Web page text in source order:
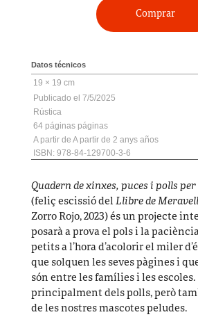
Comprar
Datos técnicos
19 × 19 cm
7/5/2025
Rústica
64 páginas
A partir de 2 anys
ISBN: 978-84-129700-3-6
Quadern de xinxes, puces i polls
(feliç escissió del Llibre de
Zorro Rojo, 2023) és un projecte
posarà a prova el pols i la
petits a l’hora d’acolorir el miler
que solquen les seves pàgines i
són entre les famílies i les
principalment dels polls, però
de les nostres mascotes peludes.